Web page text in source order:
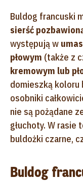
Buldog francuski
sierść
występują w
płowym (także z
kremowym lub
domieszką koloru
osobniki
nie są pożądane
głuchoty. W
buldożki czarne,
Buldog